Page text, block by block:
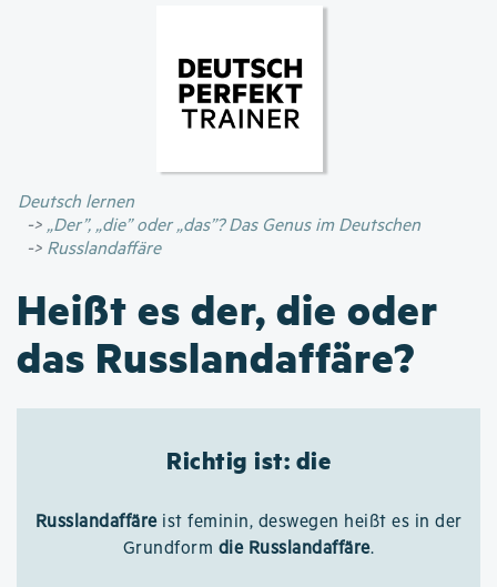
Inhalt
Deutsch lernen
„Der”, „die” oder „das”? Das Genus im Deutschen
Russlandaffäre
Heißt es der, die oder
das Russlandaffäre?
Richtig ist: die
Russlandaffäreist feminin, deswegen heißt es in der
Grundform die Russlandaffäre.